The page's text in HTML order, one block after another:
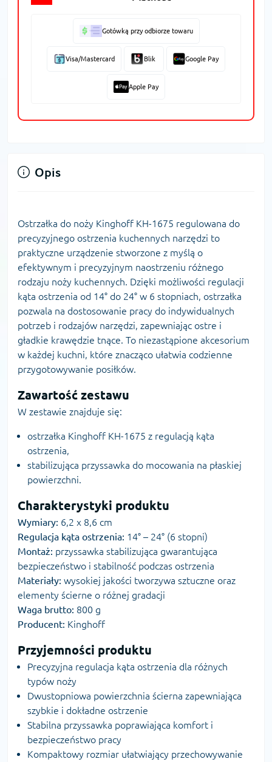
Gotówką przy odbiorze towaru
Visa/Mastercard Blik Google Pay
Apple Pay
Opis
Ostrzałka do noży Kinghoff KH-1675 regulowana do
precyzyjnego ostrzenia kuchennych narzędzi to
praktyczne urządzenie stworzone z myślą o
efektywnym i precyzyjnym naostrzeniu różnego
rodzaju noży kuchennych. Dzięki możliwości regulacji
kąta ostrzenia od 14° do 24° w 6 stopniach, ostrzałka
pozwala na dostosowanie pracy do indywidualnych
potrzeb i rodzajów narzędzi, zapewniając ostre i
gładkie krawędzie tnące. To niezastąpione akcesorium
w każdej kuchni, które znacząco ułatwia codzienne
przygotowywanie posiłków.
Zawartość zestawu
W zestawie znajduje się:
ostrzałka Kinghoff KH-1675 z regulacją kąta
ostrzenia,
stabilizująca przyssawka do mocowania na płaskiej
powierzchni.
Charakterystyki produktu
Wymiary: 6,2 x 8,6 cm
Regulacja kąta ostrzenia: 14° – 24° (6 stopni)
Montaż: przyssawka stabilizująca gwarantująca
bezpieczeństwo i stabilność podczas ostrzenia
Materiały: wysokiej jakości tworzywa sztuczne oraz
elementy ścierne o różnej gradacji
Waga brutto: 800 g
Producent: Kinghoff
Przyjemności produktu
Precyzyjna regulacja kąta ostrzenia dla różnych
typów noży
Dwustopniowa powierzchnia ścierna zapewniająca
szybkie i dokładne ostrzenie
Stabilna przyssawka poprawiająca komfort i
bezpieczeństwo pracy
Kompaktowy rozmiar ułatwiający przechowywanie